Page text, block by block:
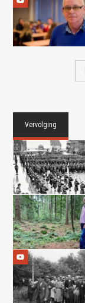
Vervolging